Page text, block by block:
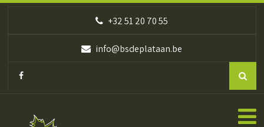
+32 51 20 70 55
info@bsdeplataan.be